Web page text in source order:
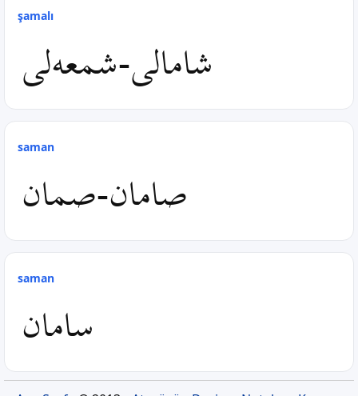
şamalı
شامالى-شمعه‌لى
saman
صامان-صمان
saman
سامان